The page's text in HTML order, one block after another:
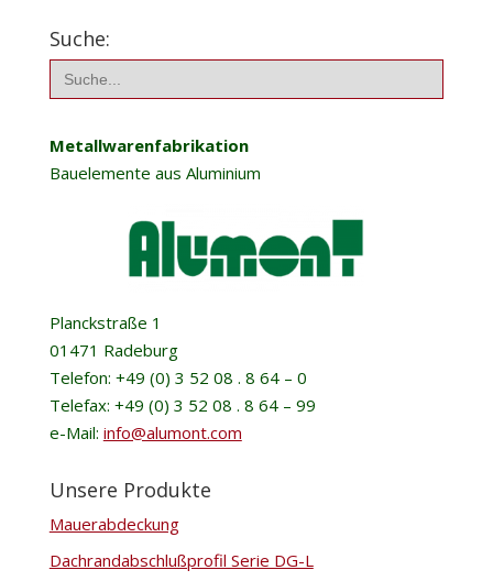
Suche:
Search
for:
Metallwarenfabrikation
Bauelemente aus Aluminium
Planckstraße 1
01471 Radeburg
Telefon: +49 (0) 3 52 08 . 8 64 – 0
Telefax: +49 (0) 3 52 08 . 8 64 – 99
e-Mail: info@alumont.com
Unsere Produkte
Mauerabdeckung
Dachrandabschlußprofil Serie DG-L